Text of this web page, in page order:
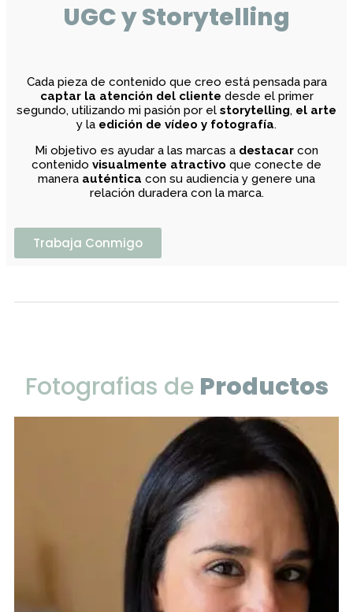
UGC y Storytelling
Cada pieza de contenido que creo está pensada para
captar la atención del cliente desde el primer
segundo, utilizando mi pasión por el storytelling, el arte
y la edición de vídeo y fotografía.
Mi objetivo es ayudar a las marcas a destacar con
contenido visualmente atractivo que conecte de
manera auténtica con su audiencia y genere una
relación duradera con la marca.
Trabaja Conmigo
Fotografias de Productos